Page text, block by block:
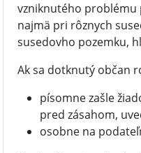
vzniknutého problému
najmä pri rôznych
susedovho pozemku,
Ak sa dotknutý občan
písomne zašle
pred zásahom,
osobne na